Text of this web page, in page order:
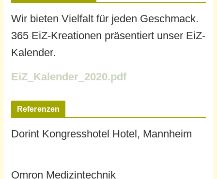
Wir bieten Vielfalt für jeden Geschmack.
365 EiZ-Kreationen präsentiert unser EiZ-
Kalender.
EiZ_Kalender_2020.pdf
Referenzen
Dorint Kongresshotel Hotel, Mannheim
Omron Medizintechnik